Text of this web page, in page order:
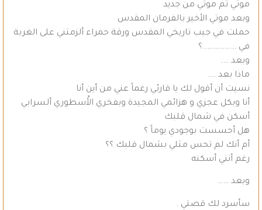
موتي ثم موتي من جديد
وبعد موتي الأخير بالفرمان المقدس
حملت في جيب تاريخي المقدس ورقة حمراء ألزمتني على الغربة
في ……………..؟
وبعد ….
ماذا بعد ….
نسيت أن أقول لك يا قارئي رغماً عني من أين أنا
أنا وبكل عجزي و هزائمي المجيدة وبفخري الأُسطوري ألسرابي
أسكن في شمال قلبك
هل أحسست بوجودي يوماً ؟
أم أنك لم تحس مثلي بشمال قلبك ؟؟
رغم أنني أسكنه
وبعد ……
سأسرد لك قصتي .